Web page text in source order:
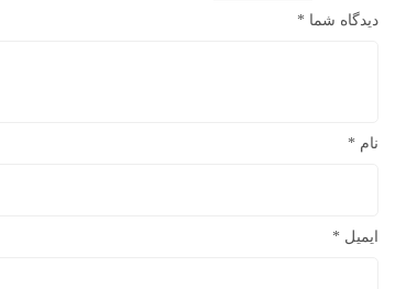
دیدگاه شما *
نام *
ایمیل *